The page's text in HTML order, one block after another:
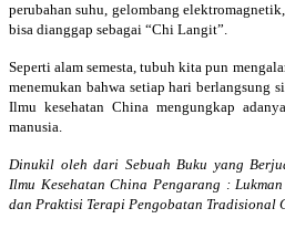
perubahan suhu, gelombang
bisa dianggap sebagai “Chi Langit”.
Seperti alam semesta, tubuh kita pun
menemukan bahwa setiap hari berlangsung
Ilmu kesehatan China mengungkap
manusia.
Dinukil oleh dari Sebuah Buku yang
Ilmu Kesehatan China Pengarang :
dan Praktisi Terapi Pengobatan Tradisional